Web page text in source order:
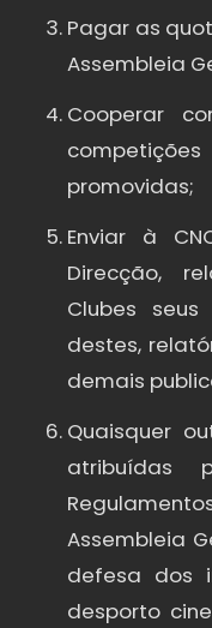
Pagar as
Assembleia
Cooperar
promovidas;
Enviar à
Direcção,
Clubes
destes,
demais
Quaisquer
atribuídas
Assembleia
defesa dos
desporto